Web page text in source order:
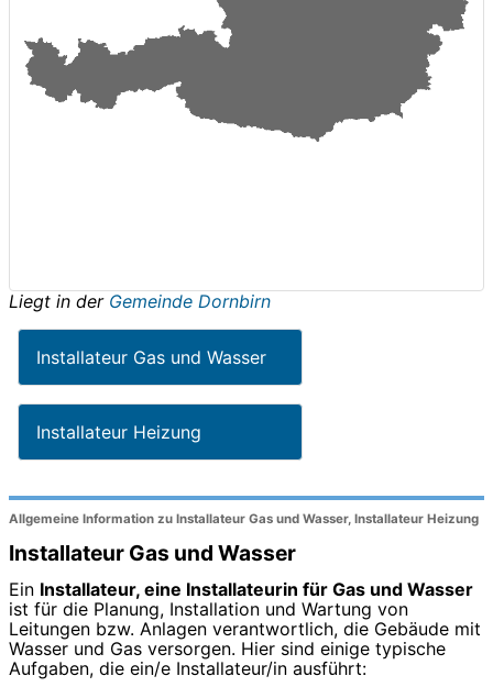
Liegt in der Gemeinde Dornbirn
Installateur Gas und Wasser
Installateur Heizung
Allgemeine Information zu Installateur Gas und Wasser, Installateur Heizung
Installateur Gas und Wasser
Ein Installateur, eine Installateurin für Gas und Wasser
ist für die Planung, Installation und Wartung von
Leitungen bzw. Anlagen verantwortlich, die Gebäude mit
Wasser und Gas versorgen. Hier sind einige typische
Aufgaben, die ein/e Installateur/in ausführt: